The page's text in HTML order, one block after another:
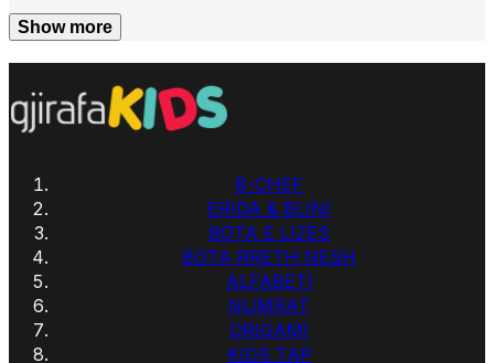
Show more
B-CHEF
ERIDA & BLINI
BOTA E LIZËS
BOTA RRETH NESH
ALFABETI
NUMRAT
ORIGAMI
KIDS TAP